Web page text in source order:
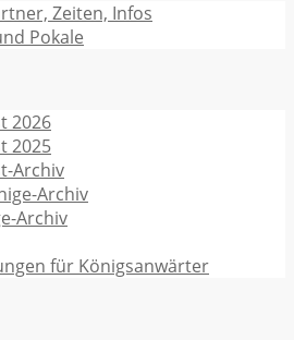
Zeiten, Infos
Pokale
2026
2025
Archiv
Archiv
Archiv
für Königsanwärter